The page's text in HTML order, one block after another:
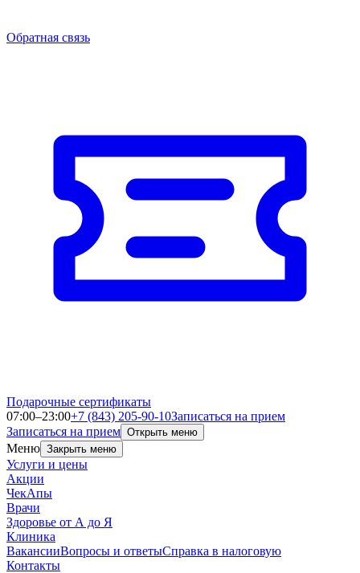
Обратная связь
Подарочные сертификаты
07:00–23:00+7 (843) 205-90-10Записаться на прием
Записаться на прием Открыть меню
Меню Закрыть меню
Услуги и цены
Акции
ЧекАпы
Врачи
Здоровье от А до Я
Клиника
ВакансииВопросы и ответыСправка в налоговую
Контакты